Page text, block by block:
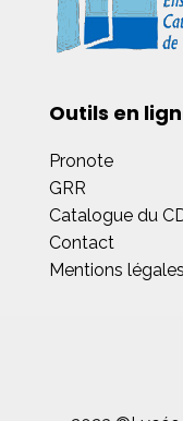
Outils en
Pronote
GRR
Catalogue du
Contact
Mentions légales